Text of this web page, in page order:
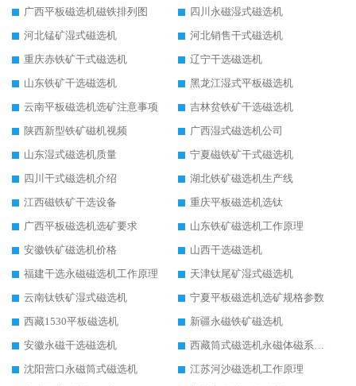
广西平板磁选机磁铁排列图
四川永磁湿式磁选机
河北锰矿湿式磁选机
河北销售干式磁选机
重庆赤铁矿干式磁选机
辽宁干选磁选机
山东铁矿干选磁选机
黑龙江湿式平板磁选机
云南平板磁选机选矿注意事项
吉林贫铁矿干选磁选机
陕西新型铁矿磁机视频
广西湿式磁选机公司
山东湿式磁选机质量
宁夏磁铁矿干式磁选机
四川干式磁选机介绍
湖北铁矿磁选机生产线
江西磁铁矿干选设备
重庆平板磁选机选钛
广西平板磁选机选矿要求
山东铁矿磁选机工作原理
安徽铁矿磁选机价格
山西干选磁选机
福建干选永磁磁选机工作原理
天津钛尾矿湿式磁选机
云南钛铁矿湿式磁选机
宁夏平板磁选机选矿规格参数
西藏1530平板磁选机
新疆永磁铁矿磁选机
安徽永磁干选磁选机
西藏筒式磁选机永磁体磁系设计
沈阳营口永磁筒式磁选机
江苏河沙磁选机工作原理